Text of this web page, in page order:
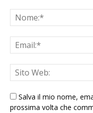
Salva il mio nome,
prossima volta che